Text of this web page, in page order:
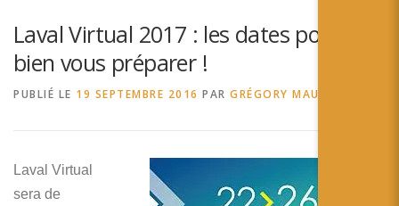
SERVICES RA’PRO ACTUALITÉ DE LA RA
English
Français
Laval Virtual 2017 : les dates pour
bien vous préparer !
PUBLIÉ LE 19 SEPTEMBRE 2016 PAR GRÉGORY MAUBON
Laval Virtual
sera de